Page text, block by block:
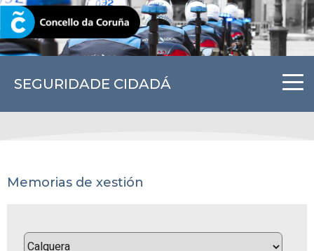
SEGURIDADE CIDADÁ
CORUNA.GAL
Memorias de xestión